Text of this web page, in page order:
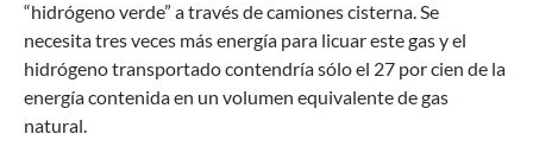
“hidrógeno verde” a través de camiones cisterna. Se
necesita tres veces más energía para licuar este gas y el
hidrógeno transportado contendría sólo el 27 por cien de la
energía contenida en un volumen equivalente de gas
natural.